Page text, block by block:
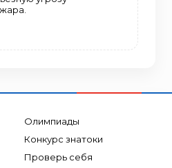
Олимпиады
Конкурс знатоки
Проверь себя